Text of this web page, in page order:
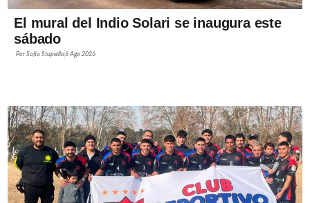
El mural del Indio Solari se inaugura este
sábado
PorSofía Stupiello6 Ago 2026